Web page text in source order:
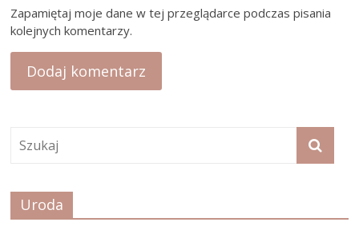
Zapamiętaj moje dane w tej przeglądarce podczas pisania
kolejnych komentarzy.
Uroda